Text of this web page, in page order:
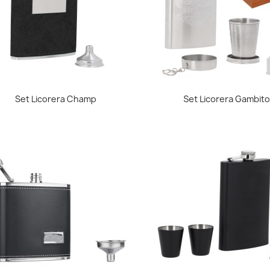
 Vista rápida
Set Licorera Champ Vista rápida
Set Licorera Gambito